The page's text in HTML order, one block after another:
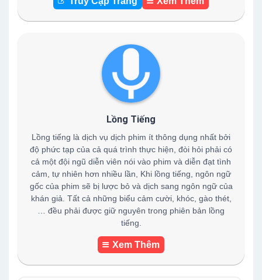
Lồng Tiếng
Lồng tiếng là dịch vụ dịch phim ít thông dụng nhất bởi
độ phức tạp của cả quá trình thực hiện, đòi hỏi phải có
cả một đội ngũ diễn viên nói vào phim và diễn đạt tình
cảm, tự nhiên hơn nhiều lần, Khi lồng tiếng, ngôn ngữ
gốc của phim sẽ bị lược bỏ và dịch sang ngôn ngữ của
khán giả. Tất cả những biểu cảm cười, khóc, gào thét,
… đều phải được giữ nguyên trong phiên bản lồng
tiếng.
Xem Thêm